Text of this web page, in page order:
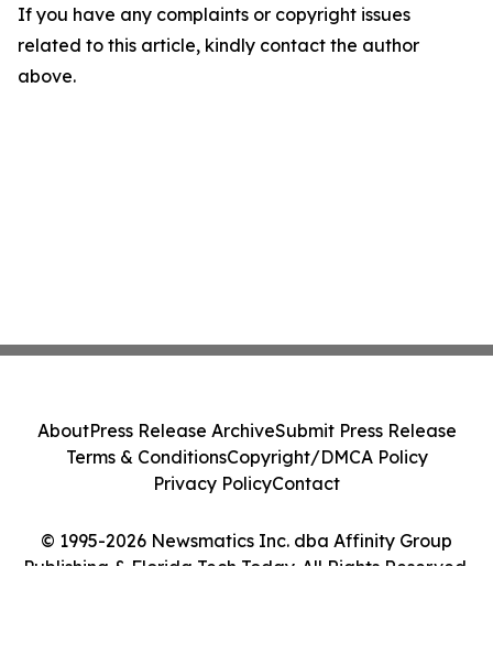
If you have any complaints or copyright issues
related to this article, kindly contact the author
above.
© 1995-2026 Newsmatics Inc. dba Affinity Group
Publishing & Florida Tech Today. All Rights Reserved.
AboutPress Release ArchiveSubmit Press Release
Terms & ConditionsCopyright/DMCA Policy
Privacy PolicyContact